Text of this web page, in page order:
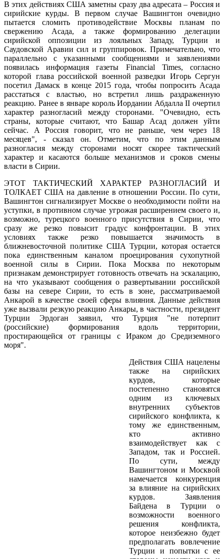
В этих действиях США заметны сразу два адресата – Россия и
сирийские курды. В первом случае Вашингтон очевидно
пытается сломить противодействие Москвы планам по
свержению Асада, а также формированию делегации
сирийской оппозиции из лояльных Западу, Турции и
Саудовской Аравии сил и группировок. Примечательно, что
параллельно с указанными сообщениями и заявлениями
появилась информация газеты Financial Times, согласно
которой глава российской военной разведки Игорь Сергун
посетил Дамаск в конце 2015 года, чтобы попросить Асада
расстаться с властью, но встретил лишь раздраженную
реакцию. Ранее в январе король Иордании Абдалла II очертил
характер разногласий между сторонами. "Очевидно, есть
страны, которые считают, что Башар Асад должен уйти
сейчас. А Россия говорит, что не раньше, чем через 18
месяцев", - сказал он. Отметим, что по этим данным
разногласия между сторонами носят скорее тактический
характер и касаются больше механизмов и сроков смены
власти в Сирии.
ЭТОТ ТАКТИЧЕСКИЙ ХАРАКТЕР РАЗНОГЛАСИЙ И
ТОЛКАЕТ США на давление в отношении России. По сути,
Вашингтон сигнализирует Москве о необходимости пойти на
уступки, в противном случае угрожая расширением своего и,
возможно, турецкого военного присутствия в Сирии, что
сразу же резко повысит градус конфронтации. В этих
условиях также резко повышается значимость в
ближневосточной политике США Турции, которая остается
пока единственным каналом проецирования сухопутной
военной силы в Сирии. Пока Москва по некоторым
признакам демонстрирует готовность отвечать на эскалацию,
на что указывают сообщения о развертывании российской
базы на севере Сирии, то есть в зоне, рассматриваемой
Анкарой в качестве своей сферы влияния. Данные действия
уже вызвали резкую реакцию Анкары, в частности, президент
Турции Эрдоган заявил, что Турция "не потерпит
(российские) формирования вдоль территории,
простирающейся от границы с Ираком до Средиземного
моря".
Действия США нацелены
также на сирийских
курдов, которые
постепенно становятся
одним из ключевых
внутренних субъектов
сирийского конфликта, к
тому же единственным,
кто активно
взаимодействует как с
Западом, так и Россией.
По сути, между
Вашингтоном и Москвой
намечается конкуренция
за влияние на сирийских
курдов. Заявления
Байдена в Турции о
возможности военного
решения конфликта,
которое неизбежно будет
предполагать вовлечение
Турции и попытки с ее